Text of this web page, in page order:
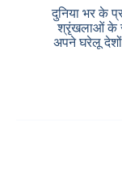
दुनिया भर के
श्रृंखलाओं के
अपने घरेलू
दुनिया भर के
श्रृंखलाओं के
अपने घरेलू